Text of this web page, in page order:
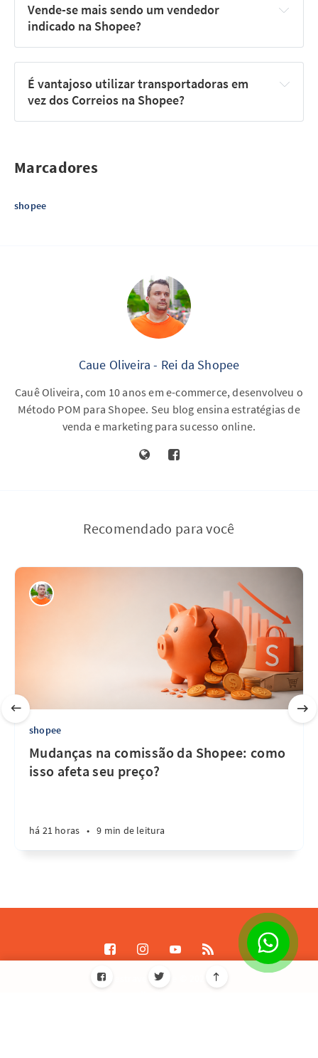
Vende-se mais sendo um vendedor
indicado na Shopee?
É vantajoso utilizar transportadoras em
vez dos Correios na Shopee?
Marcadores
shopee
Caue Oliveira - Rei da Shopee
Cauê Oliveira, com 10 anos em e-commerce, desenvolveu o
Método POM para Shopee. Seu blog ensina estratégias de
venda e marketing para sucesso online.
Recomendado para você
shopee
Mudanças na comissão da Shopee: como
isso afeta seu preço?
há 21 horas • 9 min de leitura
Destrave Escale © 2026